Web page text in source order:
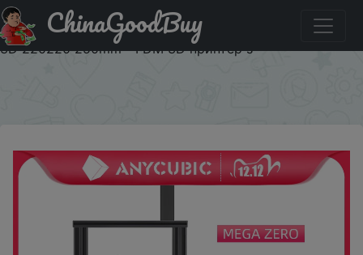
Придбати 3D принтер ANYCUBIC Mega Zero & Mega
Zero 2,0 DIY, 3D печать, металлическая рама, Impresora
3D 220220 250mm ³ FDM 3D принтер s
ChinaGoodBuy